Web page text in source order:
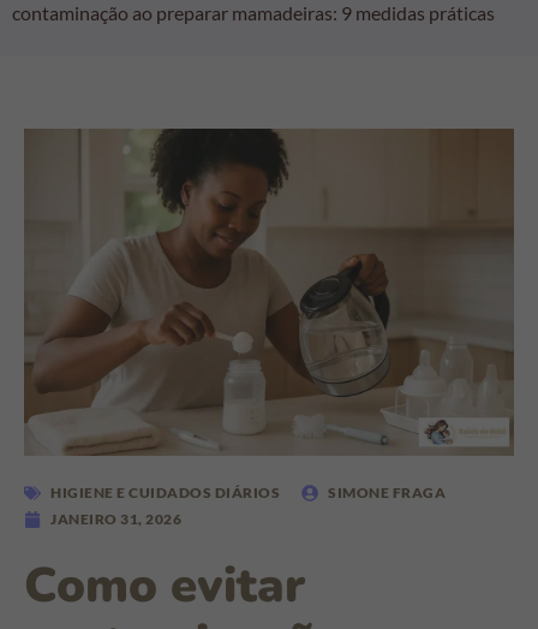
contaminação ao preparar mamadeiras: 9 medidas práticas
HIGIENE E CUIDADOS DIÁRIOS
SIMONE FRAGA
JANEIRO 31, 2026
Como evitar